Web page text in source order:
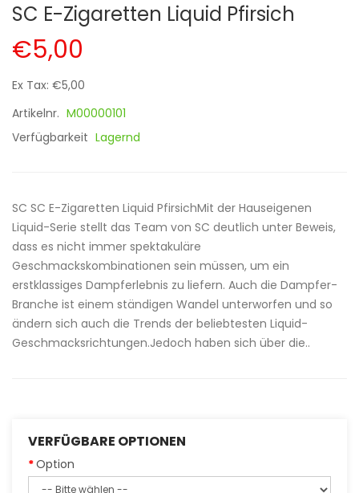
SC E-Zigaretten Liquid Pfirsich
€5,00
Ex Tax: €5,00
Artikelnr. M00000101
Verfügbarkeit Lagernd
SC SC E-Zigaretten Liquid PfirsichMit der Hauseigenen
Liquid-Serie stellt das Team von SC deutlich unter Beweis,
dass es nicht immer spektakuläre
Geschmackskombinationen sein müssen, um ein
erstklassiges Dampferlebnis zu liefern. Auch die Dampfer-
Branche ist einem ständigen Wandel unterworfen und so
ändern sich auch die Trends der beliebtesten Liquid-
Geschmacksrichtungen.Jedoch haben sich über die..
VERFÜGBARE OPTIONEN
Option